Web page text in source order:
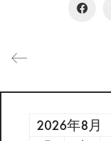
2026年8月